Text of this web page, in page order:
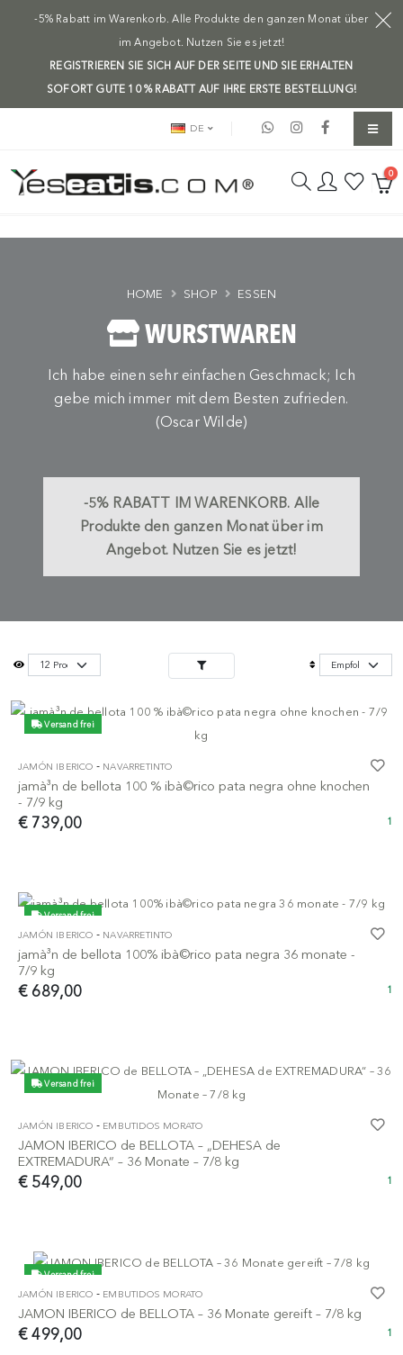
-5% Rabatt im Warenkorb. Alle Produkte den ganzen Monat über
im Angebot. Nutzen Sie es jetzt!
REGISTRIEREN SIE SICH AUF DER SEITE UND SIE ERHALTEN
SOFORT GUTE 10 % RABATT AUF IHRE ERSTE BESTELLUNG!
DE
0
WURSTWAREN
Ich habe einen sehr einfachen Geschmack; Ich
gebe mich immer mit dem Besten zufrieden.
(Oscar Wilde)
-5% RABATT IM WARENKORB. Alle
Produkte den ganzen Monat über im
Angebot. Nutzen Sie es jetzt!
HOME SHOP ESSEN
Versand frei
JAMÓN IBERICO - NAVARRETINTO
jamà³n de bellota 100 % ibà©rico pata negra ohne knochen
- 7/9 kg
€ 739,00 1
Versand frei
JAMÓN IBERICO - NAVARRETINTO
jamà³n de bellota 100% ibà©rico pata negra 36 monate -
7/9 kg
€ 689,00 1
Versand frei
JAMÓN IBERICO - EMBUTIDOS MORATO
JAMON IBERICO de BELLOTA – „DEHESA de
EXTREMADURA“ – 36 Monate – 7/8 kg
€ 549,00 1
Versand frei
JAMÓN IBERICO - EMBUTIDOS MORATO
JAMON IBERICO de BELLOTA – 36 Monate gereift – 7/8 kg
€ 499,00 1